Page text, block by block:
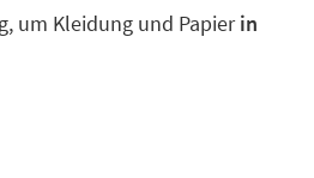
um Kleidung und Papierin